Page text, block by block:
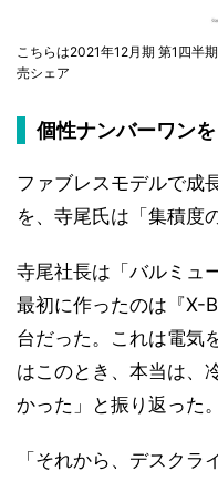
こちらは2021年12月期 第1四半
売シェア
個性ナンバーワン
ファブレスモデルで成
を、寺尾氏は「集積度
寺尾社長は「バルミュ
最初に作ったのは『X-
台だった。これは電気
はこのとき、本当は、
かった」と振り返った。
「それから、デスクラ